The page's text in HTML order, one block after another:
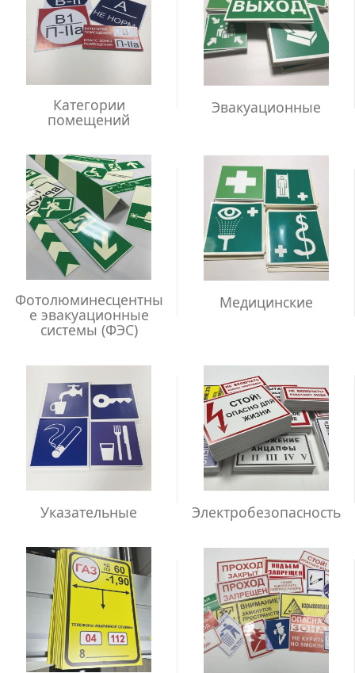
Категории
помещений
Эвакуационные
Фотолюминесцентны
е эвакуационные
системы (ФЭС)
Медицинские
Указательные Электробезопасность